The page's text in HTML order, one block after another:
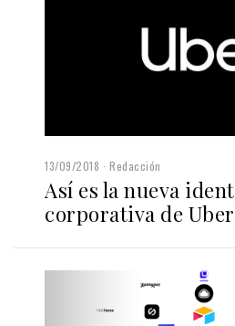
13/09/2018 Redacción
Así es la nueva
corporativa de Uber